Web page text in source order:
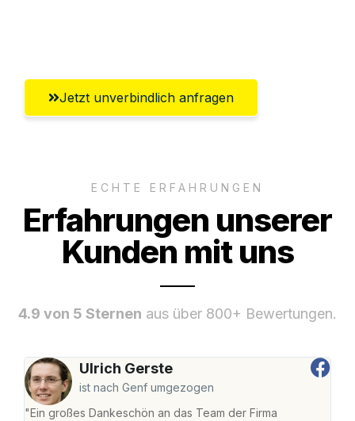
Jetzt unverbindlich anfragen
ECHTE ERFAHRUNGEN
Erfahrungen unserer
Kunden mit uns
4.9 von 5 Sternen aus über 800+ Bewertungen.
Ulrich Gerste
ist nach Genf umgezogen
"Ein großes Dankeschön an das Team der Firma